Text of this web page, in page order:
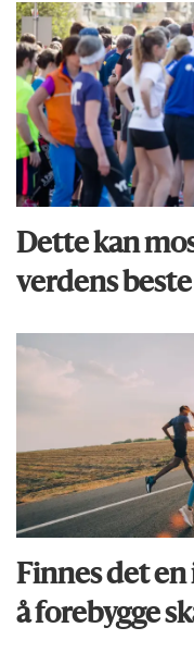
Dette kan
verdens
Finnes det
å forebygge